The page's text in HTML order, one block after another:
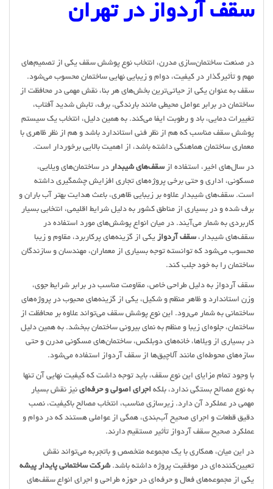
سقف آردواز در تهران
در صنعت ساختمان‌سازی مدرن، انتخاب نوع پوشش سقف یکی از تصمیم‌های
مهم و تأثیرگذار در کیفیت، دوام و زیبایی نهایی ساختمان محسوب می‌شود.
سقف به عنوان یکی از حیاتی‌ترین بخش‌های هر بنا، نقش مهمی در محافظت از
ساختمان در برابر عوامل محیطی مانند بارندگی، برف، تابش شدید آفتاب،
تغییرات دمایی، باد و رطوبت ایفا می‌کند. به همین دلیل، انتخاب یک سیستم
پوشش سقف مناسب که هم از نظر فنی استاندارد باشد و هم از نظر ظاهری با
معماری ساختمان هماهنگی داشته باشد، از اهمیت بالایی برخوردار است.
در سال‌های اخیر، استفاده از سقف‌های شیبدار در ساختمان‌های ویلایی،
مسکونی، اداری و حتی برخی پروژه‌های تجاری افزایش چشمگیری داشته
است. سقف‌های شیبدار علاوه بر زیبایی ظاهری، باعث هدایت بهتر آب باران و
برف شده و در بسیاری از مناطق کشور به دلیل شرایط اقلیمی، انتخابی بسیار
کاربردی به شمار می‌آیند. در میان انواع پوشش‌های مورد استفاده در
سقف‌های شیبدار، سقف آردواز یکی از گزینه‌های پرکاربرد، مقاوم و زیبا
محسوب می‌شود که توانسته توجه بسیاری از معماران، مهندسان و سازندگان
ساختمان را به خود جلب کند.
سقف آردواز به دلیل طراحی خاص، مقاومت مناسب در برابر شرایط جوی،
وزن استاندارد و ظاهر منظم و شکیل، یکی از گزینه‌های محبوب در پروژه‌های
ساختمانی به شمار می‌رود. این نوع پوشش سقف می‌تواند علاوه بر محافظت از
ساختمان، جلوه‌ای زیبا و منظم به نمای بیرونی ساختمان ببخشد. به همین دلیل
در بسیاری از ویلاها، خانه‌های دوبلکس، ساختمان‌های مسکونی مدرن و حتی
سازه‌های محوطه‌ای مانند آلاچیق‌ها از سقف آردواز استفاده می‌شود.
با وجود تمام مزایای این نوع سقف، باید توجه داشت که کیفیت نهایی آن تنها
به نوع مصالح بستگی ندارد، بلکه اجرای اصولی و حرفه‌ای نیز نقش بسیار
مهمی در عملکرد آن دارد. زیرسازی مناسب، انتخاب مصالح باکیفیت، نصب
دقیق قطعات و اجرای صحیح آب‌بندی، همگی از عواملی هستند که در دوام و
عملکرد صحیح سقف آردواز تأثیر مستقیم دارند.
در این میان، همکاری با یک مجموعه متخصص و باتجربه می‌تواند نقش
تعیین‌کننده‌ای در موفقیت پروژه داشته باشد. شرکت ساختمانی پایدار پیشه
یکی از مجموعه‌های فعال و حرفه‌ای در حوزه طراحی و اجرای انواع سقف‌های